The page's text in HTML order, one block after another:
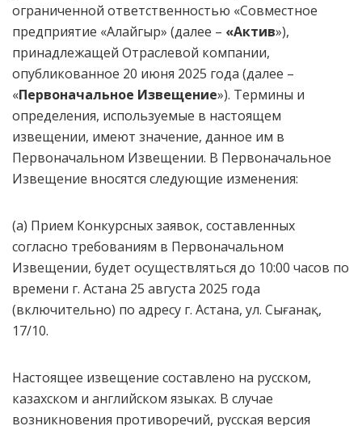
ограниченной ответственностью «Совместное
предприятие «Алайгыр» (далее – «Актив»),
принадлежащей Отраслевой компании,
опубликованное 20 июня 2025 года (далее –
«Первоначальное Извещение»). Термины и
определения, используемые в настоящем
извещении, имеют значение, данное им в
Первоначальном Извещении. В Первоначальное
Извещение вносятся следующие изменения:
(a) Прием Конкурсных заявок, составленных
согласно требованиям в Первоначальном
Извещении, будет осуществляться до 10:00 часов по
времени г. Астана 25 августа 2025 года
(включительно) по адресу г. Астана, ул. Сығанақ,
17/10.
Настоящее извещение составлено на русском,
казахском и английском языках. В случае
возникновения противоречий, русская версия